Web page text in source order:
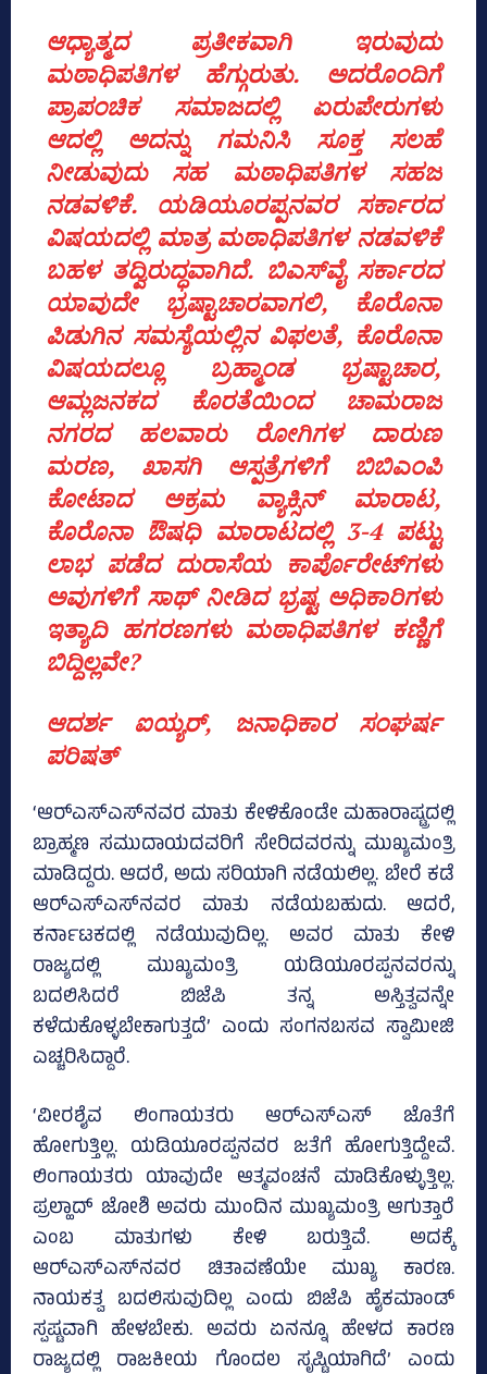
ಆಧ್ಯಾತ್ಮದ ಪ್ರತೀಕವಾಗಿ ಇರುವುದು
ಮಠಾಧಿಪತಿಗಳ ಹೆಗ್ಗುರುತು. ಅದರೊಂದಿಗೆ
ಪ್ರಾಪಂಚಿಕ ಸಮಾಜದಲ್ಲಿ ಏರುಪೇರುಗಳು
ಆದಲ್ಲಿ ಅದನ್ನು ಗಮನಿಸಿ ಸೂಕ್ತ ಸಲಹೆ
ನೀಡುವುದು ಸಹ ಮಠಾಧಿಪತಿಗಳ ಸಹಜ
ನಡವಳಿಕೆ. ಯಡಿಯೂರಪ್ಪನವರ ಸರ್ಕಾರದ
ವಿಷಯದಲ್ಲಿ ಮಾತ್ರ ಮಠಾಧಿಪತಿಗಳ ನಡವಳಿಕೆ
ಬಹಳ ತದ್ವಿರುದ್ಧವಾಗಿದೆ. ಬಿಎಸ್‌ವೈ ಸರ್ಕಾರದ
ಯಾವುದೇ ಭ್ರಷ್ಟಾಚಾರವಾಗಲಿ, ಕೊರೊನಾ
ಪಿಡುಗಿನ ಸಮಸ್ಯೆಯಲ್ಲಿನ ವಿಫಲತೆ, ಕೊರೊನಾ
ವಿಷಯದಲ್ಲೂ ಬ್ರಹ್ಮಾಂಡ ಭ್ರಷ್ಟಾಚಾರ,
ಆಮ್ಲಜನಕದ ಕೊರತೆಯಿಂದ ಚಾಮರಾಜ
ನಗರದ ಹಲವಾರು ರೋಗಿಗಳ ದಾರುಣ
ಮರಣ, ಖಾಸಗಿ ಆಸ್ಪತ್ರೆಗಳಿಗೆ ಬಿಬಿಎಂಪಿ
ಕೋಟಾದ ಅಕ್ರಮ ವ್ಯಾಕ್ಸಿನ್ ಮಾರಾಟ,
ಕೊರೊನಾ ಔಷಧಿ ಮಾರಾಟದಲ್ಲಿ 3-4 ಪಟ್ಟು
ಲಾಭ ಪಡೆದ ದುರಾಸೆಯ ಕಾರ್ಪೊರೇಟ್‌ಗಳು
ಅವುಗಳಿಗೆ ಸಾಥ್ ನೀಡಿದ ಭ್ರಷ್ಟ ಅಧಿಕಾರಿಗಳು
ಇತ್ಯಾದಿ ಹಗರಣಗಳು‌ ಮಠಾಧಿಪತಿಗಳ ಕಣ್ಣಿಗೆ
ಬಿದ್ದಿಲ್ಲವೇ?
ಆದರ್ಶ ಐಯ್ಯರ್‌, ಜನಾಧಿಕಾರ ಸಂಘರ್ಷ
ಪರಿಷತ್‌
‘ಆರ್‌ಎಸ್‌ಎಸ್‌ನವರ ಮಾತು ಕೇಳಿಕೊಂಡೇ ಮಹಾರಾಷ್ಟ್ರದಲ್ಲಿ
ಬ್ರಾಹ್ಮಣ ಸಮುದಾಯದವರಿಗೆ ಸೇರಿದವರನ್ನು ಮುಖ್ಯಮಂತ್ರಿ
ಮಾಡಿದ್ದರು. ಆದರೆ, ಅದು ಸರಿಯಾಗಿ ನಡೆಯಲಿಲ್ಲ. ಬೇರೆ ಕಡೆ
ಆರ್‌ಎಸ್‌ಎಸ್‌ನವರ ಮಾತು ನಡೆಯಬಹುದು. ಆದರೆ,
ಕರ್ನಾಟಕದಲ್ಲಿ ನಡೆಯುವುದಿಲ್ಲ. ಅವರ ಮಾತು ಕೇಳಿ
ರಾಜ್ಯದಲ್ಲಿ ಮುಖ್ಯಮಂತ್ರಿ ಯಡಿಯೂರಪ್ಪನವರನ್ನು
ಬದಲಿಸಿದರೆ ಬಿಜೆಪಿ ತನ್ನ ಅಸ್ತಿತ್ವವನ್ನೇ
ಕಳೆದುಕೊಳ್ಳಬೇಕಾಗುತ್ತದೆ’ ಎಂದು ಸಂಗನಬಸವ ಸ್ವಾಮೀಜಿ
ಎಚ್ಚರಿಸಿದ್ದಾರೆ.
‘ವೀರಶೈವ ಲಿಂಗಾಯತರು ಆರ್‌ಎಸ್ಎಸ್‌ ಜೊತೆಗೆ
ಹೋಗುತ್ತಿಲ್ಲ. ಯಡಿಯೂರಪ್ಪನವರ ಜತೆಗೆ ಹೋಗುತ್ತಿದ್ದೇವೆ.
ಲಿಂಗಾಯತರು ಯಾವುದೇ ಆತ್ಮವಂಚನೆ ಮಾಡಿಕೊಳ್ಳುತ್ತಿಲ್ಲ.
ಪ್ರಲ್ಹಾದ್‌ ಜೋಶಿ ಅವರು ಮುಂದಿನ ಮುಖ್ಯಮಂತ್ರಿ ಆಗುತ್ತಾರೆ
ಎಂಬ ಮಾತುಗಳು ಕೇಳಿ ಬರುತ್ತಿವೆ. ಅದಕ್ಕೆ
ಆರ್‌ಎಸ್‌ಎಸ್‌ನವರ ಚಿತಾವಣೆಯೇ ಮುಖ್ಯ ಕಾರಣ.
ನಾಯಕತ್ವ ಬದಲಿಸುವುದಿಲ್ಲ ಎಂದು ಬಿಜೆಪಿ ಹೈಕಮಾಂಡ್‌
ಸ್ಪಷ್ಟವಾಗಿ ಹೇಳಬೇಕು. ಅವರು ಏನನ್ನೂ ಹೇಳದ ಕಾರಣ
ರಾಜ್ಯದಲ್ಲಿ ರಾಜಕೀಯ ಗೊಂದಲ ಸೃಷ್ಟಿಯಾಗಿದೆ’ ಎಂದು